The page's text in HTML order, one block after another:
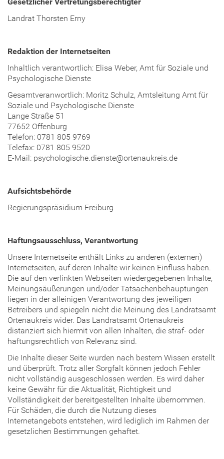
Landrat Thorsten Erny
Redaktion der Internetseiten
Inhaltlich verantwortlich: Elisa Weber, Amt für Soziale und
Psychologische Dienste
Gesamtveranwortlich: Moritz Schulz, Amtsleitung Amt für
Soziale und Psychologische Dienste
Lange Straße 51
77652 Offenburg
Telefon: 0781 805 9769
Telefax: 0781 805 9520
E-Mail: psychologische.dienste@ortenaukreis.de
Aufsichtsbehörde
Regierungspräsidium Freiburg
Haftungsausschluss, Verantwortung
Unsere Internetseite enthält Links zu anderen (externen)
Internetseiten, auf deren Inhalte wir keinen Einfluss haben.
Die auf den verlinkten Webseiten wiedergegebenen Inhalte,
Meinungsäußerungen und/oder Tatsachenbehauptungen
liegen in der alleinigen Verantwortung des jeweiligen
Betreibers und spiegeln nicht die Meinung des Landratsamt
Ortenaukreis wider. Das Landratsamt Ortenaukreis
distanziert sich hiermit von allen Inhalten, die straf- oder
haftungsrechtlich von Relevanz sind.
Die Inhalte dieser Seite wurden nach bestem Wissen erstellt
und überprüft. Trotz aller Sorgfalt können jedoch Fehler
nicht vollständig ausgeschlossen werden. Es wird daher
keine Gewähr für die Aktualität, Richtigkeit und
Vollständigkeit der bereitgestellten Inhalte übernommen.
Für Schäden, die durch die Nutzung dieses
Internetangebots entstehen, wird lediglich im Rahmen der
gesetzlichen Bestimmungen gehaftet.